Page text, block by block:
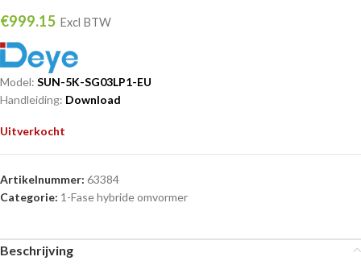
€999.15 Excl BTW
Model: SUN-5K-SG03LP1-EU
Handleiding: Download
Uitverkocht
Artikelnummer: 63384
Categorie: 1-Fase hybride omvormer
Beschrijving